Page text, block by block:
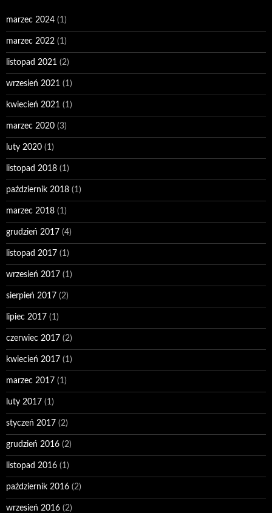
marzec 2024 (1)
marzec 2022 (1)
listopad 2021 (2)
wrzesień 2021 (1)
kwiecień 2021 (1)
marzec 2020 (3)
luty 2020 (1)
listopad 2018 (1)
październik 2018 (1)
marzec 2018 (1)
grudzień 2017 (4)
listopad 2017 (1)
wrzesień 2017 (1)
sierpień 2017 (2)
lipiec 2017 (1)
czerwiec 2017 (2)
kwiecień 2017 (1)
marzec 2017 (1)
luty 2017 (1)
styczeń 2017 (2)
grudzień 2016 (2)
listopad 2016 (1)
październik 2016 (2)
wrzesień 2016 (2)